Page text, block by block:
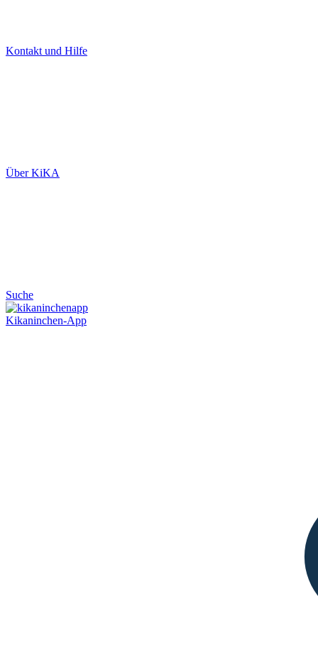
Kontakt und Hilfe
Über KiKA
Suche
Kikaninchen-App